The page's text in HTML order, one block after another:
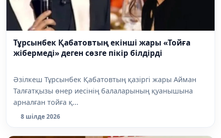
Тұрсынбек Қабатовтың екінші жары «Тойға
жібермеді» деген сөзге пікір білдірді
Әзілкеш Тұрсынбек Қабатовтың қазіргі жары Айман
Талғатқызы өнер иесінің балаларының қуанышына
арналған тойға қ...
8 шілде 2026